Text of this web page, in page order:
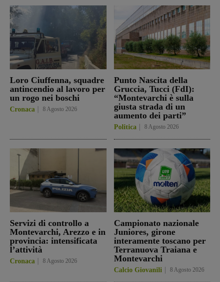
Loro Ciuffenna, squadre
antincendio al lavoro per
un rogo nei boschi
Cronaca 8 Agosto 2026
Punto Nascita della
Gruccia, Tucci (FdI):
“Montevarchi è sulla
giusta strada di un
aumento dei parti”
Politica 8 Agosto 2026
Servizi di controllo a
Montevarchi, Arezzo e in
provincia: intensificata
l’attività
Cronaca 8 Agosto 2026
Campionato nazionale
Juniores, girone
interamente toscano per
Terranuova Traiana e
Montevarchi
Calcio Giovanili 8 Agosto 2026